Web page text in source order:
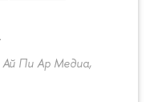
Ай Пи Ар Медиа,